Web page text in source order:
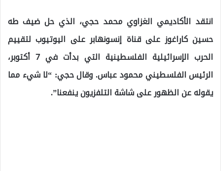
انتقد الأكاديمي الغزاوي محمد حجي، الذي حل ضيف طه
حسين كاراغوز على قناة إنسونهابر على اليوتيوب لتقييم
الحرب الإسرائيلية الفلسطينية التي بدأت في 7 أكتوبر،
الرئيس الفلسطيني محمود عباس. وقال حجي: “لا شيء مما
يقوله عن الظهور على شاشة التلفزيون ينفعنا”.